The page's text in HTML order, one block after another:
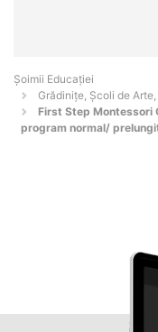
Șoimii Educației
Grădinițe, Școli de
First Step Montessori
program normal/